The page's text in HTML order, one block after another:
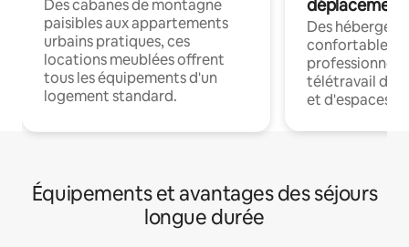
Des cabanes de montagne
paisibles aux appartements
urbains pratiques, ces
locations meublées offrent
tous les équipements d'un
logement standard.
déplacement
Des
confortables
professionnels
télétravail
et d'espaces
Équipements et avantages des séjours
longue durée